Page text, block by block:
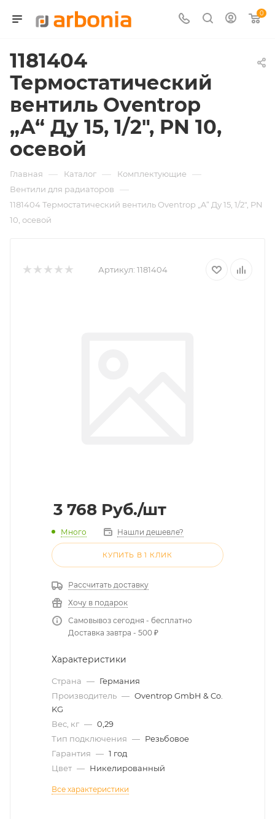
0
1181404
Термостатический
вентиль Oventrop
„A“ Ду 15, 1/2", PN 10,
осевой
Главная — Каталог — Комплектующие —
Вентили для радиаторов —
1181404 Термостатический вентиль Oventrop „A“ Ду 15, 1/2", PN
10, осевой
Артикул: 1181404
3 768 Руб./шт
Много Нашли дешевле?
КУПИТЬ В 1 КЛИК
Рассчитать доставку
Хочу в подарок
Самовывоз сегодня - бесплатно
Доставка завтра - 500 ₽
Характеристики
Страна — Германия
Производитель — Oventrop GmbH & Co.
KG
Вес, кг — 0,29
Тип подключения — Резьбовое
Гарантия — 1 год
Цвет — Никелированный
Все характеристики